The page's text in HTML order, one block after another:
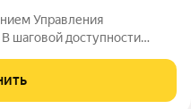
Управления
шаговой доступности
в микрорайоне
транспортными